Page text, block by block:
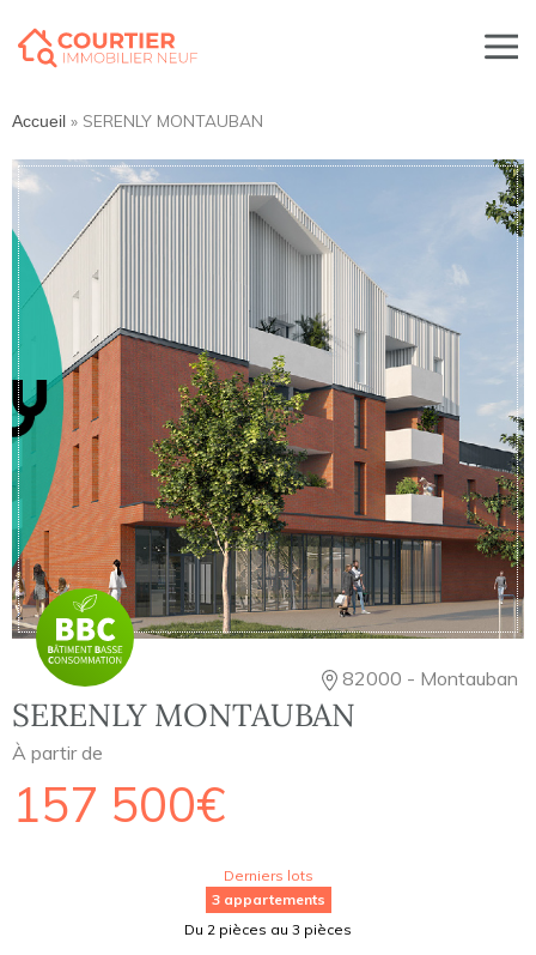
Accueil » SERENLY MONTAUBAN
82000 - Montauban
SERENLY MONTAUBAN
À partir de
157 500€
Derniers lots
3 appartements
Du 2 pièces au 3 pièces